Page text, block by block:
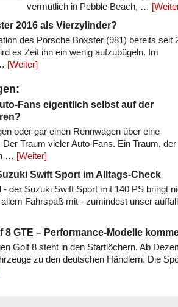
vermutlich in Pebble Beach, …
2016 als Vierzylinder?
des Porsche Boxster (981) bereits seit
es Zeit ihn ein wenig aufzubügeln. Im
[Weiter]
Fans eigentlich selbst auf der
oder gar einen Rennwagen über eine
Traum vieler Auto-Fans. Ein Traum,
… [Weiter]
Swift Sport im Alltags-Check
- der Suzuki Swift Sport mit 140 PS bringt
Fahrspaß mit - zumindest unser
8 GTE – Performance-Modelle
Golf 8 steht in den Startlöchern. Ab
zu den deutschen Händlern. Die